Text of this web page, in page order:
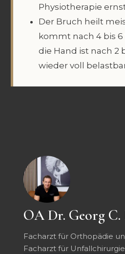
Physiotherapie
Der Bruch heilt
kommt nach 4 bis
die Hand ist nach 2
wieder voll
OA Dr. Georg C.
Facharzt für Orthopädie
Facharzt für Unfallchirurgie